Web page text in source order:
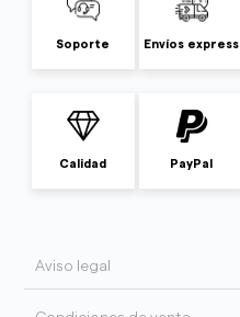
Soporte Envíos express
Calidad PayPal
Aviso legal